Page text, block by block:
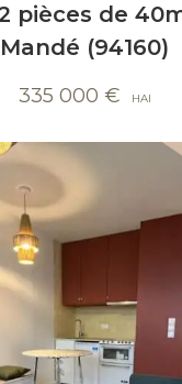
pièces de
Mandé (94160)
335 000 €